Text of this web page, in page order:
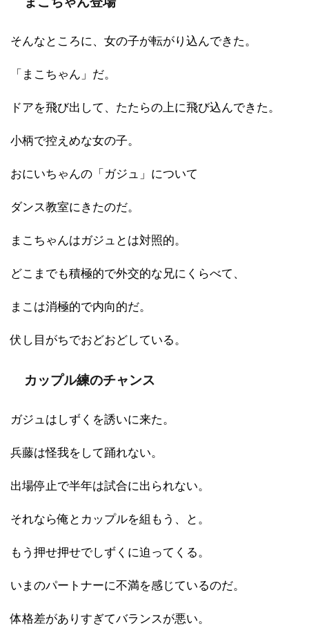
そんなところに、女の子が転がり込んできた。
「まこちゃん」だ。
ドアを飛び出して、たたらの上に飛び込んできた。
小柄で控えめな女の子。
おにいちゃんの「ガジュ」について
ダンス教室にきたのだ。
まこちゃんはガジュとは対照的。
どこまでも積極的で外交的な兄にくらべて、
まこは消極的で内向的だ。
伏し目がちでおどおどしている。
カップル練のチャンス
ガジュはしずくを誘いに来た。
兵藤は怪我をして踊れない。
出場停止で半年は試合に出られない。
それなら俺とカップルを組もう、と。
もう押せ押せでしずくに迫ってくる。
いまのパートナーに不満を感じているのだ。
体格差がありすぎてバランスが悪い。